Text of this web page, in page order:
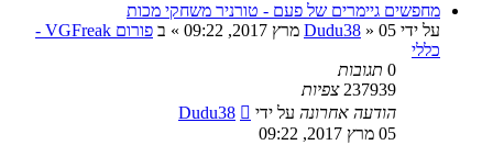
מחפשים גיימרים של פעם - טורניר משחקי מכות
על ידי
Dudu38 » 05 מרץ 2017, 09:22 » ב
פורום VGFreak -
כללי
0 תגובות
237939 צפיות
הודעה אחרונה על ידי
Dudu38
05 מרץ 2017, 09:22